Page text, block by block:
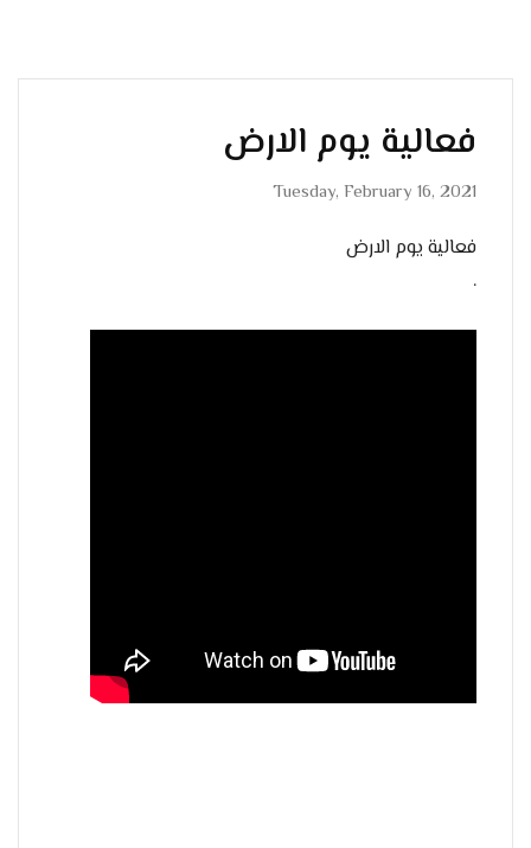
فعالية يوم الارض
Tuesday, February 16, 2021
فعالية يوم الارض
.